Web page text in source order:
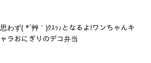
思わず( *´艸｀)ｸｽｯ♪となるよ!ワンちゃんキ
ャラおにぎりのデコ弁当